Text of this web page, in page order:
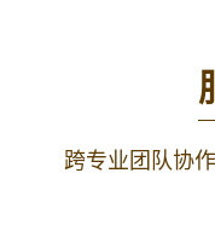
跨专业团队协